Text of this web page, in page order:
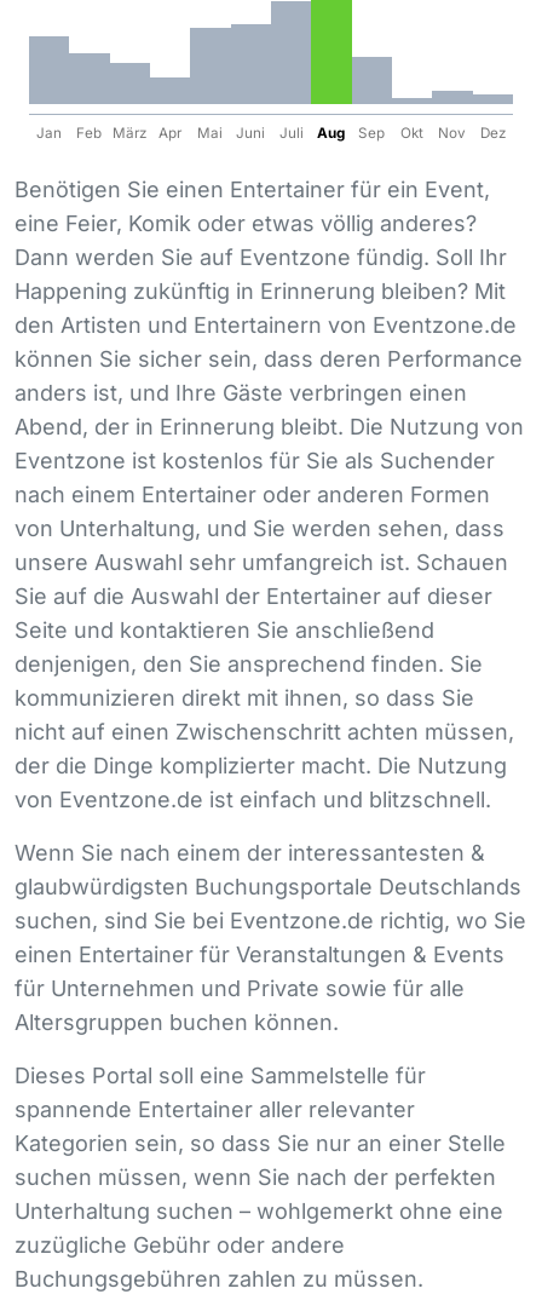
Jan Feb März Apr Mai Juni Juli Aug Sep Okt Nov Dez
Benötigen Sie einen Entertainer für ein Event,
eine Feier, Komik oder etwas völlig anderes?
Dann werden Sie auf Eventzone fündig. Soll Ihr
Happening zukünftig in Erinnerung bleiben? Mit
den Artisten und Entertainern von Eventzone.de
können Sie sicher sein, dass deren Performance
anders ist, und Ihre Gäste verbringen einen
Abend, der in Erinnerung bleibt. Die Nutzung von
Eventzone ist kostenlos für Sie als Suchender
nach einem Entertainer oder anderen Formen
von Unterhaltung, und Sie werden sehen, dass
unsere Auswahl sehr umfangreich ist. Schauen
Sie auf die Auswahl der Entertainer auf dieser
Seite und kontaktieren Sie anschließend
denjenigen, den Sie ansprechend finden. Sie
kommunizieren direkt mit ihnen, so dass Sie
nicht auf einen Zwischenschritt achten müssen,
der die Dinge komplizierter macht. Die Nutzung
von Eventzone.de ist einfach und blitzschnell.
Wenn Sie nach einem der interessantesten &
glaubwürdigsten Buchungsportale Deutschlands
suchen, sind Sie bei Eventzone.de richtig, wo Sie
einen Entertainer für Veranstaltungen & Events
für Unternehmen und Private sowie für alle
Altersgruppen buchen können.
Dieses Portal soll eine Sammelstelle für
spannende Entertainer aller relevanter
Kategorien sein, so dass Sie nur an einer Stelle
suchen müssen, wenn Sie nach der perfekten
Unterhaltung suchen – wohlgemerkt ohne eine
zuzügliche Gebühr oder andere
Buchungsgebühren zahlen zu müssen.